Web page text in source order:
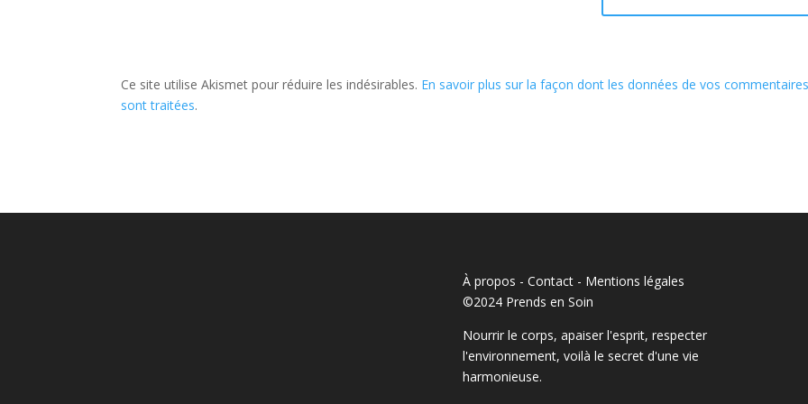
Ce site utilise Akismet pour réduire les indésirables. En savoir plus sur la façon dont les données de vos
sont traitées.
À propos - Contact- Mentions légales
©2024 Prends en Soin
Nourrir le corps, apaiser l'esprit, respecter
l'environnement, voilà le secret d'une vie
harmonieuse.